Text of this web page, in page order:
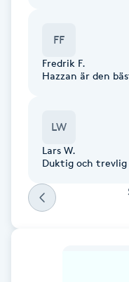
Fet hårbotten
Fettreducering
Fibromassage
FF
Fredrik F.
Hazzan är den
LW
Lars W.
Duktig och